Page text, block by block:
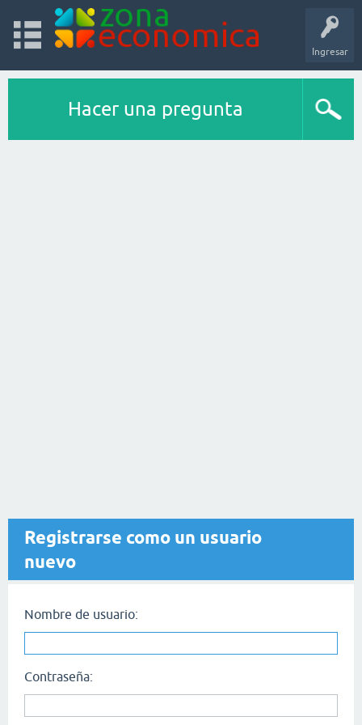
Ingresar
Hacer una pregunta
Registrarse como un usuario
nuevo
Nombre de usuario:
Contraseña: